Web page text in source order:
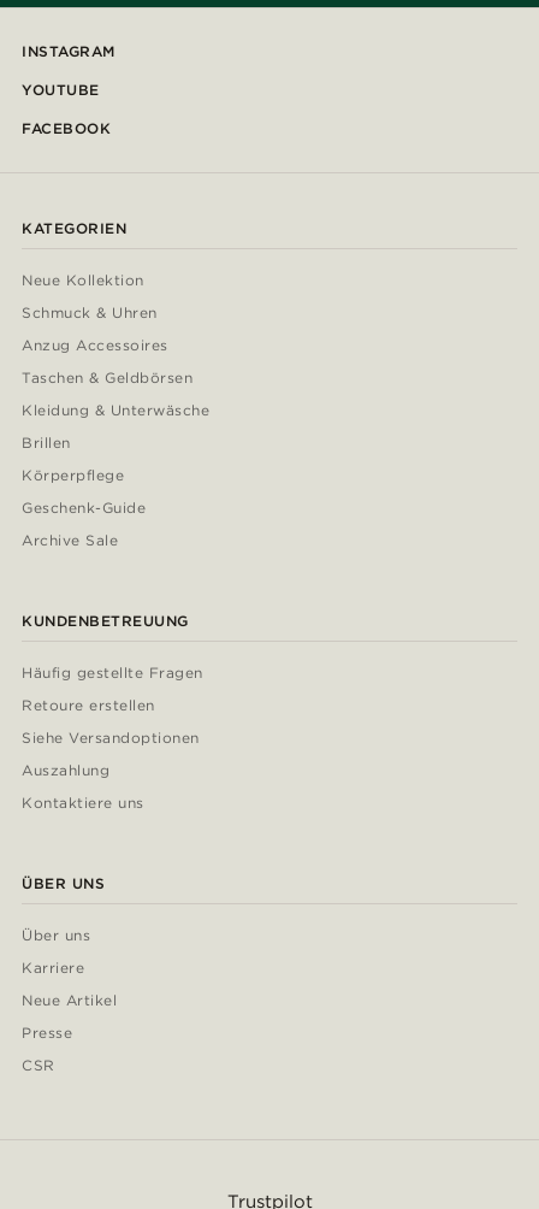
INSTAGRAM
YOUTUBE
FACEBOOK
KATEGORIEN
Neue Kollektion
Schmuck & Uhren
Anzug Accessoires
Taschen & Geldbörsen
Kleidung & Unterwäsche
Brillen
Körperpflege
Geschenk-Guide
Archive Sale
KUNDENBETREUUNG
Häufig gestellte Fragen
Retoure erstellen
Siehe Versandoptionen
Auszahlung
Kontaktiere uns
ÜBER UNS
Über uns
Karriere
Neue Artikel
Presse
CSR
Trustpilot